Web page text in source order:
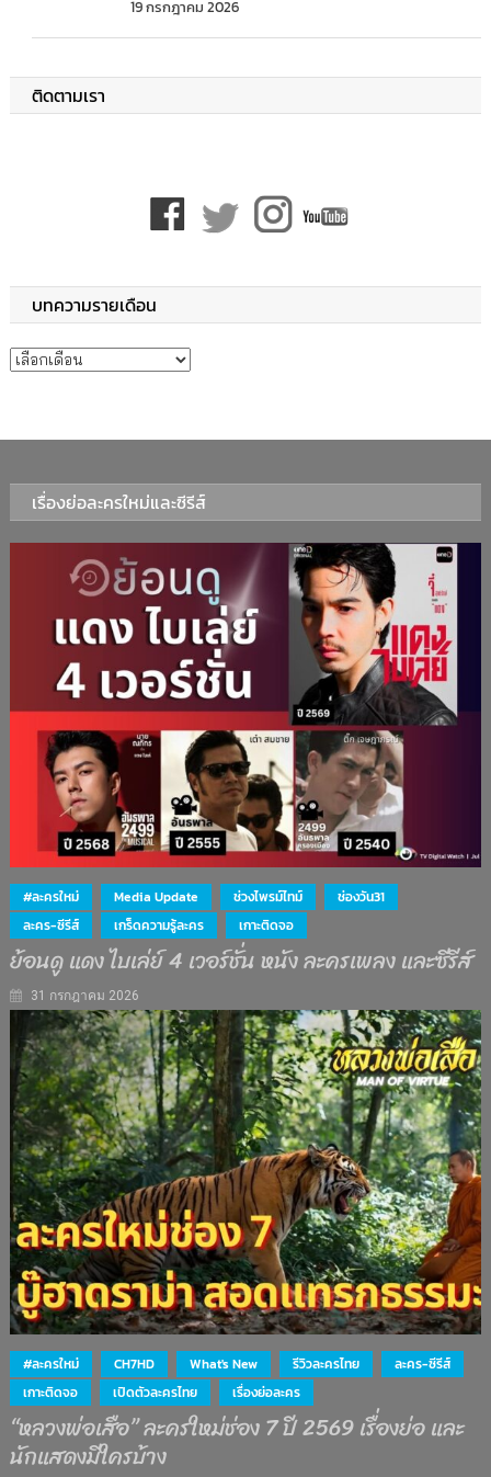
19 กรกฎาคม 2026
ติดตามเรา
บทความรายเดือน
บทความรายเดือน
เรื่องย่อละครใหม่และซีรีส์
#ละครใหม่ Media Update ช่วงไพรม์ไทม์
ช่องวัน31
ละคร-ซีรีส์
เกร็ดความรู้ละคร เกาะติดจอ
ย้อนดู แดง ไบเล่ย์ 4 เวอร์ชั่น หนัง ละครเพลง และซีรีส์
31 กรกฎาคม 2026
#ละครใหม่ CH7HD What's New รีวิวละครไทย
ละคร-ซีรีส์
เกาะติดจอ
เปิดตัวละครไทย เรื่องย่อละคร
“หลวงพ่อเสือ” ละครใหม่ช่อง 7 ปี 2569 เรื่องย่อ และ
นักแสดงมีใครบ้าง